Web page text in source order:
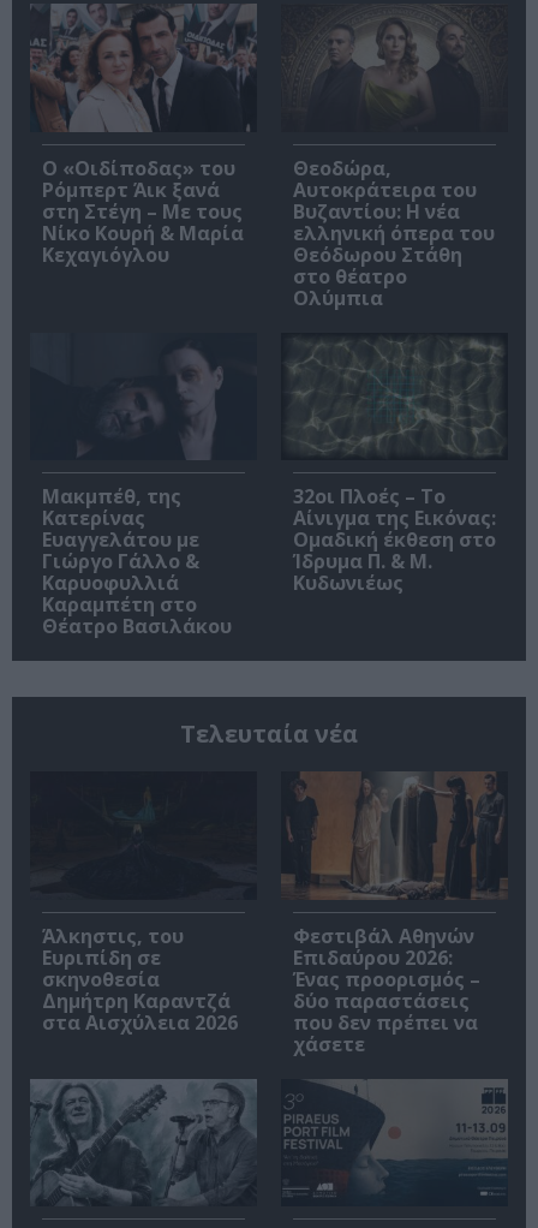
O «Οιδίποδας» του
Ρόμπερτ Άικ ξανά
στη Στέγη – Με τους
Νίκο Κουρή & Μαρία
Κεχαγιόγλου
Θεοδώρα,
Αυτοκράτειρα του
Βυζαντίου: Η νέα
ελληνική όπερα του
Θεόδωρου Στάθη
στο θέατρο
Ολύμπια
Μακμπέθ, της
Κατερίνας
Ευαγγελάτου με
Γιώργο Γάλλο &
Καρυοφυλλιά
Καραμπέτη στο
Θέατρο Βασιλάκου
32οι Πλοές – Το
Αίνιγμα της Εικόνας:
Ομαδική έκθεση στο
Ίδρυμα Π. & Μ.
Κυδωνιέως
Τελευταία νέα
Άλκηστις, του
Ευριπίδη σε
σκηνοθεσία
Δημήτρη Καραντζά
στα Αισχύλεια 2026
Φεστιβάλ Αθηνών
Επιδαύρου 2026:
Ένας προορισμός –
δύο παραστάσεις
που δεν πρέπει να
χάσετε